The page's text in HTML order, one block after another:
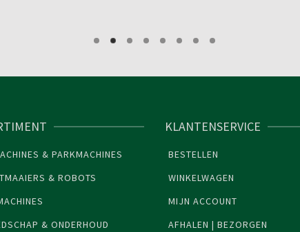
& PARKMACHINES
& ROBOTS
& ONDERHOUD
KLANTENSERVICE
BESTELLEN
WINKELWAGEN
MIJN ACCOUNT
AFHALEN | BEZORGEN